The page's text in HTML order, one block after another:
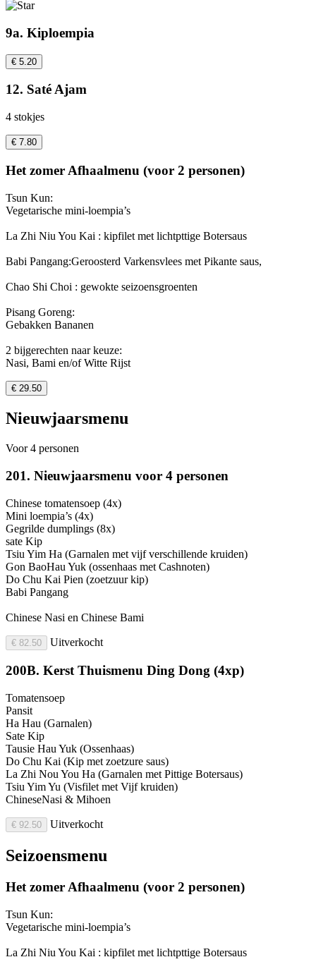
9a. Kiploempia
€ 5.20
12. Saté Ajam
4 stokjes
€ 7.80
Het zomer Afhaalmenu (voor 2 personen)
Tsun Kun:
Vegetarische mini-loempia’s
La Zhi Niu You Kai : kipfilet met lichtpttige Botersaus
Babi Pangang:Geroosterd Varkensvlees met Pikante saus,
Chao Shi Choi : gewokte seizoensgroenten
Pisang Goreng:
Gebakken Bananen
2 bijgerechten naar keuze:
Nasi, Bami en/of Witte Rijst
€ 29.50
Nieuwjaarsmenu
Voor 4 personen
201. Nieuwjaarsmenu voor 4 personen
Chinese tomatensoep (4x)
Mini loempia’s (4x)
Gegrilde dumplings (8x)
sate Kip
Tsiu Yim Ha (Garnalen met vijf verschillende kruiden)
Gon BaoHau Yuk (ossenhaas met Cashnoten)
Do Chu Kai Pien (zoetzuur kip)
Babi Pangang
Chinese Nasi en Chinese Bami
€ 82.50 Uitverkocht
200B. Kerst Thuismenu Ding Dong (4xp)
Tomatensoep
Pansit
Ha Hau (Garnalen)
Sate Kip
Tausie Hau Yuk (Ossenhaas)
Do Chu Kai (Kip met zoetzure saus)
La Zhi Nou You Ha (Garnalen met Pittige Botersaus)
Tsiu Yim Yu (Visfilet met Vijf kruiden)
ChineseNasi & Mihoen
€ 92.50 Uitverkocht
Seizoensmenu
Het zomer Afhaalmenu (voor 2 personen)
Tsun Kun:
Vegetarische mini-loempia’s
La Zhi Niu You Kai : kipfilet met lichtpttige Botersaus